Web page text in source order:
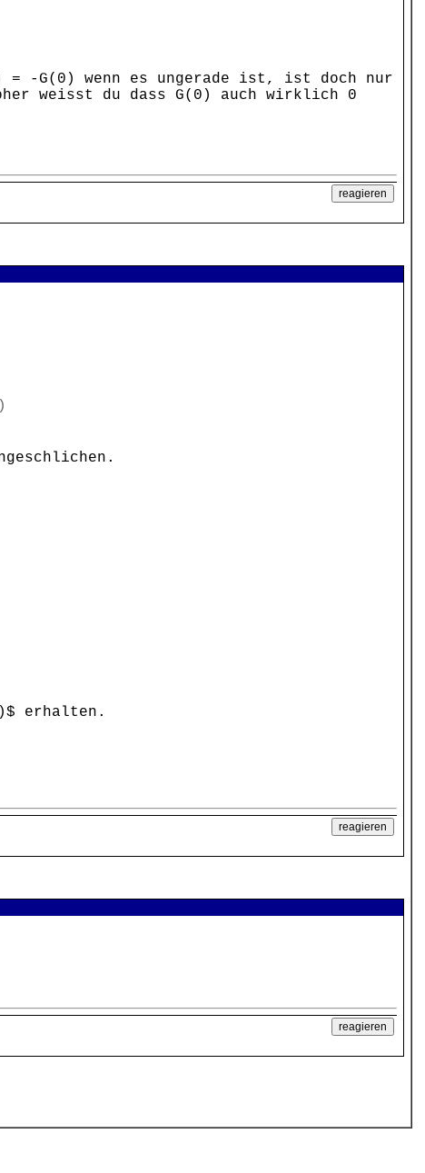
-G(0) wenn es ungerade ist, ist doch nur
weisst du dass G(0) auch wirklich 0
erhalten.